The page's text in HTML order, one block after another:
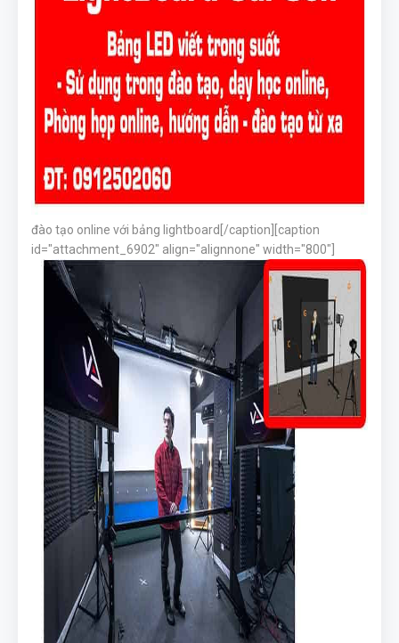
đào tạo online với bảng lightboard[/caption][caption
id="attachment_6902" align="alignnone" width="800"]